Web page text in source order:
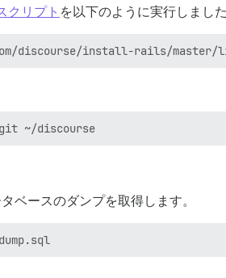
クリプト を以下のように実行しました
ベースのダンプを取得します。